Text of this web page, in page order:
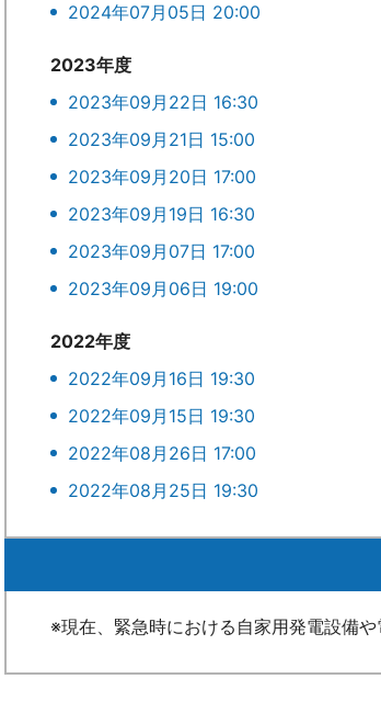
2024年07月05日 20:00
2023年度
2023年09月22日 16:30
2023年09月21日 15:00
2023年09月20日 17:00
2023年09月19日 16:30
2023年09月07日 17:00
2023年09月06日 19:00
2022年度
2022年09月16日 19:30
2022年09月15日 19:30
2022年08月26日 17:00
2022年08月25日 19:30
※現在、緊急時における自家用発電設備